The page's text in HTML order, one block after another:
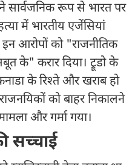
सार्वजनिक रूप से भारत पर
में भारतीय एजेंसियां
आरोपों को "राजनीतिक
के" करार दिया। ट्रूडो के
के रिश्ते और खराब हो
को बाहर निकालने
और गर्मा गया।
सच्चाई